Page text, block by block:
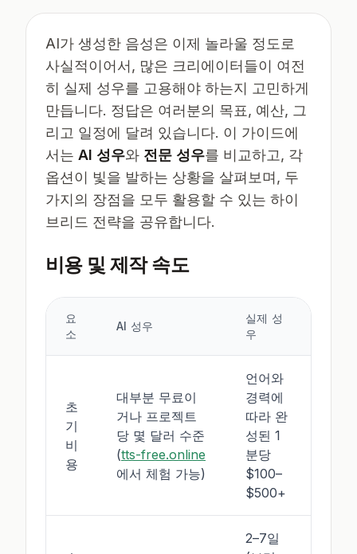
AI가 생성한 음성은 이제 놀라울 정도로
사실적이어서, 많은 크리에이터들이 여전
히 실제 성우를 고용해야 하는지 고민하게
만듭니다. 정답은 여러분의 목표, 예산, 그
리고 일정에 달려 있습니다. 이 가이드에
서는 AI 성우와 전문 성우를 비교하고, 각
옵션이 빛을 발하는 상황을 살펴보며, 두
가지의 장점을 모두 활용할 수 있는 하이
브리드 전략을 공유합니다.
비용 및 제작 속도
요
소
AI 성우
실제 성
우
초
기
비
용
대부분 무료이
거나 프로젝트
당 몇 달러 수준
(tts-free.online
에서 체험 가능)
언어와
경력에
따라 완
성된 1
분당
$100–
$500+
2–7일